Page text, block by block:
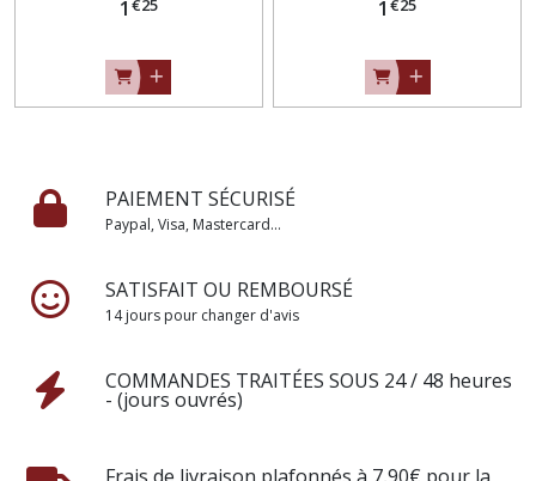
100 - vendu au mètre
1 €25
OEKO-TEX 100 - vendu au
1 €25
PAIEMENT SÉCURISÉ
Paypal, Visa, Mastercard...
SATISFAIT OU REMBOURSÉ
14 jours pour changer d'avis
COMMANDES TRAITÉES SOUS 24 / 48 heures
- (jours ouvrés)